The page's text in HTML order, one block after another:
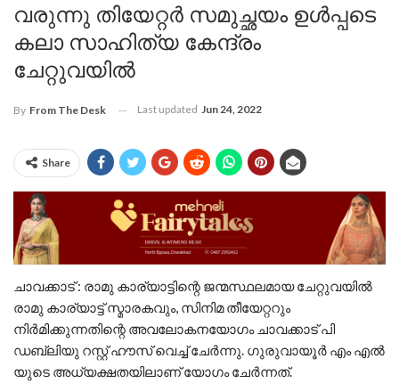
വരുന്നു തിയേറ്റർ സമുച്ഛയം ഉൾപ്പടെ
കലാ സാഹിത്യ കേന്ദ്രം
ചേറ്റുവയിൽ
By From The Desk Last updated Jun 24, 2022
Share
ചാവക്കാട് : രാമു കാര്യാട്ടിന്റെ ജന്മസ്ഥലമായ ചേറ്റുവയിൽ
രാമു കാര്യാട്ട് സ്മാരകവും, സിനിമ തീയേറ്ററും
നിർമിക്കുന്നതിന്റെ അവലോകനയോഗം ചാവക്കാട് പി
ഡബ്ലിയു റസ്റ്റ്‌ ഹൗസ് വെച്ച് ചേർന്നു. ഗുരുവായൂർ എം എൽ
യുടെ അധ്യക്ഷതയിലാണ് യോഗം ചേർന്നത്.